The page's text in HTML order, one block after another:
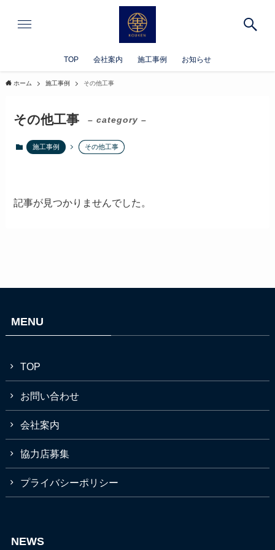
TOP 会社案内 施工事例 お知らせ
ホーム 施工事例 その他工事
その他工事 – category –
施工事例 その他工事
記事が見つかりませんでした。
MENU
TOP
お問い合わせ
会社案内
協力店募集
プライバシーポリシー
NEWS